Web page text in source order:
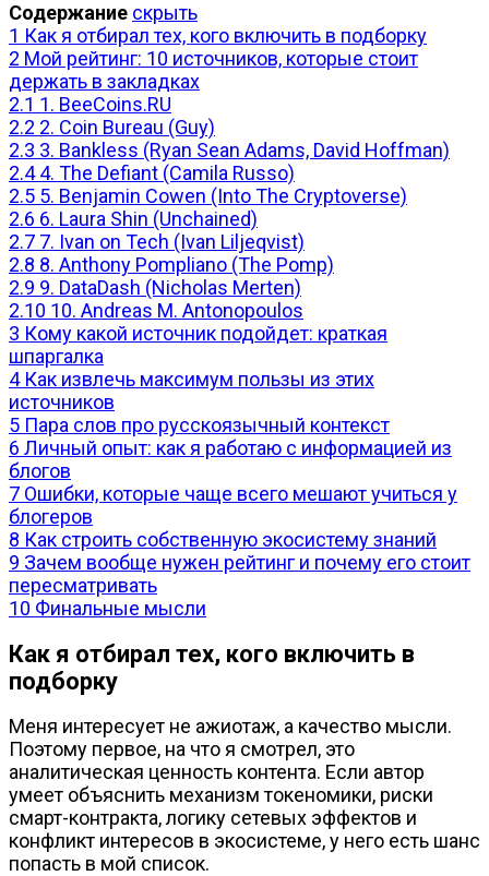
Содержание скрыть
1 Как я отбирал тех, кого включить в подборку
2 Мой рейтинг: 10 источников, которые стоит
держать в закладках
2.1 1. BeeCoins.RU
2.2 2. Coin Bureau (Guy)
2.3 3. Bankless (Ryan Sean Adams, David Hoffman)
2.4 4. The Defiant (Camila Russo)
2.5 5. Benjamin Cowen (Into The Cryptoverse)
2.6 6. Laura Shin (Unchained)
2.7 7. Ivan on Tech (Ivan Liljeqvist)
2.8 8. Anthony Pompliano (The Pomp)
2.9 9. DataDash (Nicholas Merten)
2.10 10. Andreas M. Antonopoulos
3 Кому какой источник подойдет: краткая
шпаргалка
4 Как извлечь максимум пользы из этих
источников
5 Пара слов про русскоязычный контекст
6 Личный опыт: как я работаю с информацией из
блогов
7 Ошибки, которые чаще всего мешают учиться у
блогеров
8 Как строить собственную экосистему знаний
9 Зачем вообще нужен рейтинг и почему его стоит
пересматривать
10 Финальные мысли
Как я отбирал тех, кого включить в
подборку
Меня интересует не ажиотаж, а качество мысли.
Поэтому первое, на что я смотрел, это
аналитическая ценность контента. Если автор
умеет объяснить механизм токеномики, риски
смарт-контракта, логику сетевых эффектов и
конфликт интересов в экосистеме, у него есть шанс
попасть в мой список.